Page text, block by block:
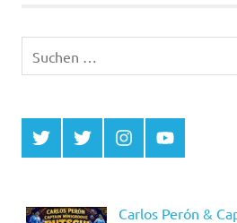
nach:
Twitter
MCDP
Twitter
Musicradiostation
InstagramYouTube
Carlos Perón &